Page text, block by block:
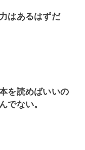
はあるはずだ
を読めばいいの
でない。